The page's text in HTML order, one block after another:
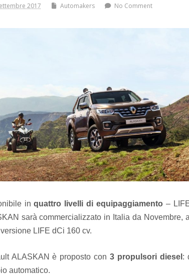
2017 Automakers No Comment
inquattro livelli di equipaggiamento –
sarà commercializzato in Italia da Novembre,
LIFE dCi 160 cv.
ALASKAN è proposto con3 propulsori diesel :
automatico.